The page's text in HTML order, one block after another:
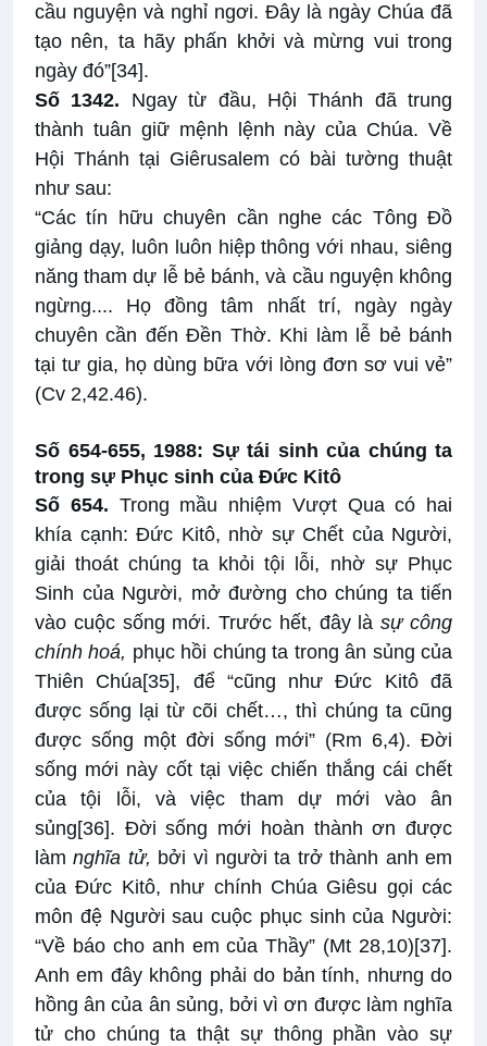
cầu nguyện và nghỉ ngơi. Đây là ngày Chúa đã
tạo nên, ta hãy phấn khởi và mừng vui trong
ngày đó”[34].
Số 1342. Ngay từ đầu, Hội Thánh đã trung
thành tuân giữ mệnh lệnh này của Chúa. Về
Hội Thánh tại Giêrusalem có bài tường thuật
như sau:
“Các tín hữu chuyên cần nghe các Tông Đồ
giảng dạy, luôn luôn hiệp thông với nhau, siêng
năng tham dự lễ bẻ bánh, và cầu nguyện không
ngừng.... Họ đồng tâm nhất trí, ngày ngày
chuyên cần đến Đền Thờ. Khi làm lễ bẻ bánh
tại tư gia, họ dùng bữa với lòng đơn sơ vui vẻ”
(Cv 2,42.46).
Số 654-655, 1988: Sự tái sinh của chúng ta
trong sự Phục sinh của Đức Kitô
Số 654. Trong mầu nhiệm Vượt Qua có hai
khía cạnh: Đức Kitô, nhờ sự Chết của Người,
giải thoát chúng ta khỏi tội lỗi, nhờ sự Phục
Sinh của Người, mở đường cho chúng ta tiến
vào cuộc sống mới. Trước hết, đây làsự công
chính hoá, phục hồi chúng ta trong ân sủng của
Thiên Chúa[35], để “cũng như Đức Kitô đã
được sống lại từ cõi chết…, thì chúng ta cũng
được sống một đời sống mới” (Rm 6,4). Đời
sống mới này cốt tại việc chiến thắng cái chết
của tội lỗi, và việc tham dự mới vào ân
sủng[36]. Đời sống mới hoàn thành ơn được
làmnghĩa tử, bởi vì người ta trở thành anh em
của Đức Kitô, như chính Chúa Giêsu gọi các
môn đệ Người sau cuộc phục sinh của Người:
“Về báo cho anh em của Thầy” (Mt 28,10)[37].
Anh em đây không phải do bản tính, nhưng do
hồng ân của ân sủng, bởi vì ơn được làm nghĩa
tử cho chúng ta thật sự thông phần vào sự